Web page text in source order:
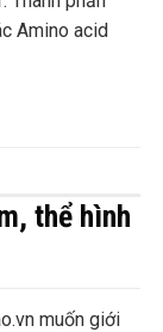
Amino acid
thể hình
muốn giới